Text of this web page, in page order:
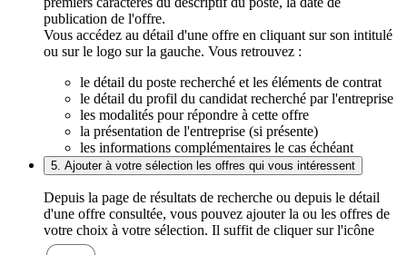
publication de l'offre.
Vous accédez au détail d'une offre en cliquant sur son intitulé
ou sur le logo sur la gauche. Vous retrouvez :
le détail du poste recherché et les éléments de contrat
le détail du profil du candidat recherché par l'entreprise
les modalités pour répondre à cette offre
la présentation de l'entreprise (si présente)
les informations complémentaires le cas échéant
5. Ajouter à votre sélection les offres qui vous intéressent
Depuis la page de résultats de recherche ou depuis le détail
d'une offre consultée, vous pouvez ajouter la ou les offres de
votre choix à votre sélection. Il suffit de cliquer sur l'icône